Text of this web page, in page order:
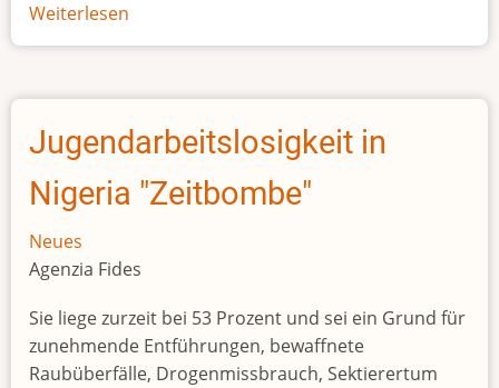
Weiterlesen
Afrikas
Größe
Jugendarbeitslosigkeit in
Nigeria "Zeitbombe"
Neues
Agenzia Fides
Sie liege zurzeit bei 53 Prozent und sei ein Grund für
zunehmende Entführungen, bewaffnete
Raubüberfälle, Drogenmissbrauch, Sektierertum